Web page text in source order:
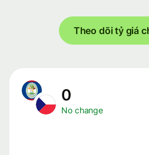
Theo dõi tỷ giá
0
No change